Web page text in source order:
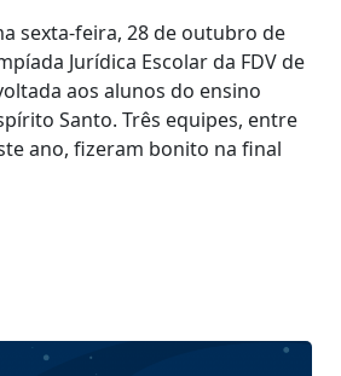
sexta-feira, 28 de outubro de
Jurídica Escolar da FDV de
aos alunos do ensino
Santo. Três equipes, entre
ano, fizeram bonito na final